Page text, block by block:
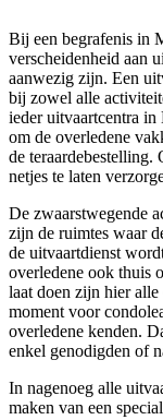
Bij een begrafenis in
verscheidenheid aan
aanwezig zijn. Een
bij zowel alle
ieder uitvaartcentra
om de overledene
de teraardebestelling.
netjes te laten
De zwaarstwegende
zijn de ruimtes waar
de uitvaartdienst
overledene ook thuis
laat doen zijn hier
moment voor
overledene kenden.
enkel genodigden of
In nagenoeg alle
maken van een